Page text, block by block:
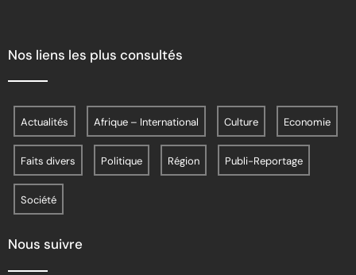
Nos liens les plus consultés
Actualités Afrique – International Culture Economie
Faits divers Politique Région Publi-Reportage
Société
Nous suivre